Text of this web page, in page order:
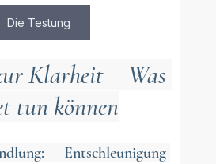
Die Testung
Klarheit – Was
tun können
Entschleunigung